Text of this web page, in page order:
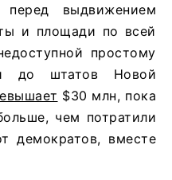
выдвижением
и площади по всей
простому
до штатов Новой
$30 млн, пока
чем потратили
демократов, вместе